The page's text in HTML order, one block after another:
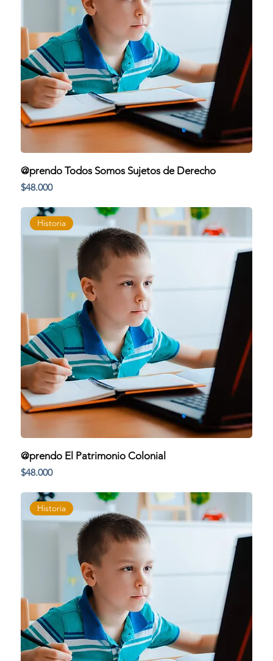
@prendo Todos Somos Sujetos de Derecho
Precio
$48.000
Historia
@prendo El Patrimonio Colonial
Precio
$48.000
Historia